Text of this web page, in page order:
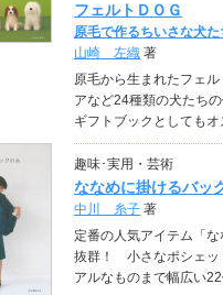
フェルトＤＯＧ
原毛で作るちいさな犬た
山崎 左織 著
原毛から生まれたフェ
アなど24種類の犬たち
ギフトブックとしてもオ
趣味･実用・芸術
ななめに掛けるバッ
中川 糸子 著
定番の人気アイテム「
抜群！ 小さなポシェッ
アルなものまで幅広い22